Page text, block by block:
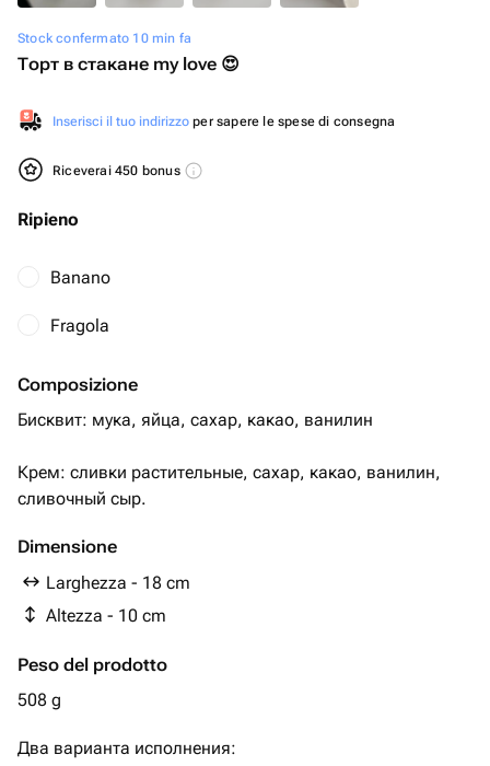
Stock confermato 10 min fa
Торт в стакане my love 😍
Inserisci il tuo indirizzo per sapere le spese di consegna
Riceverai 450 bonus
Ripieno
Banano
Fragola
Composizione
Бисквит: мука, яйца, сахар, какао, ванилин
Крем: сливки растительные, сахар, какао, ванилин,
сливочный сыр.
Dimensione
Larghezza - 18 cm
Altezza - 10 cm
Peso del prodotto
508 g
Два варианта исполнения: